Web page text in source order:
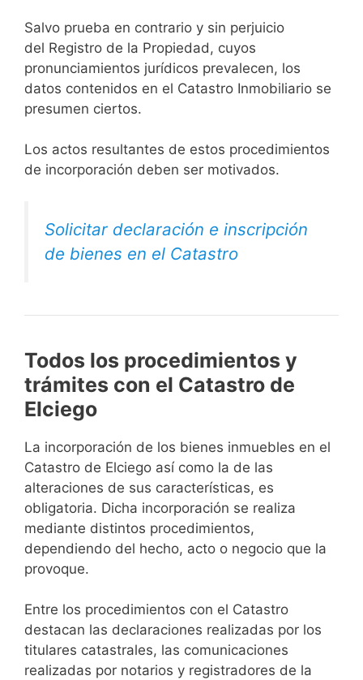
Salvo prueba en contrario y sin perjuicio
del Registro de la Propiedad, cuyos
pronunciamientos jurídicos prevalecen, los
datos contenidos en el Catastro Inmobiliario se
presumen ciertos.
Los actos resultantes de estos procedimientos
de incorporación deben ser motivados.
Solicitar declaración e inscripción
de bienes en el Catastro
Todos los procedimientos y
trámites con el Catastro de
Elciego
La incorporación de los bienes inmuebles en el
Catastro de Elciego así como la de las
alteraciones de sus características, es
obligatoria. Dicha incorporación se realiza
mediante distintos procedimientos,
dependiendo del hecho, acto o negocio que la
provoque.
Entre los procedimientos con el Catastro
destacan las declaraciones realizadas por los
titulares catastrales, las comunicaciones
realizadas por notarios y registradores de la